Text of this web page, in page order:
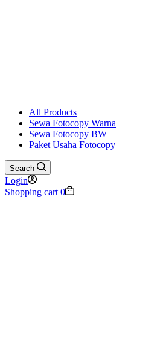
All Products
Sewa Fotocopy Warna
Sewa Fotocopy BW
Paket Usaha Fotocopy
Search
Login
Shopping cart 0